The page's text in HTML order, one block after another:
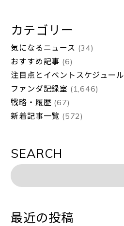
カテゴリー
気になるニュース (34)
おすすめ記事 (6)
注目点とイベントスケジュール
ファンダ記録室 (1,646)
戦略・履歴 (67)
新着記事一覧 (572)
SEARCH
最近の投稿